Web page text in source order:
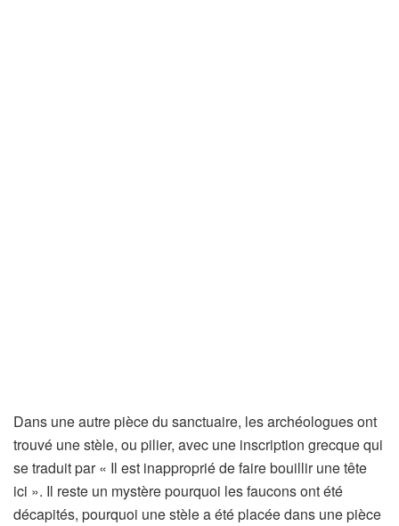
Dans une autre pièce du sanctuaire, les archéologues ont
trouvé une stèle, ou pilier, avec une inscription grecque qui
se traduit par « Il est inapproprié de faire bouillir une tête
ici ». Il reste un mystère pourquoi les faucons ont été
décapités, pourquoi une stèle a été placée dans une pièce